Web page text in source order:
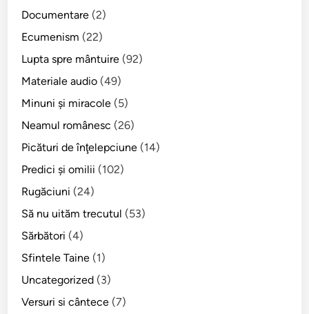
Documentare (2)
Ecumenism (22)
Lupta spre mântuire (92)
Materiale audio (49)
Minuni şi miracole (5)
Neamul românesc (26)
Picături de înţelepciune (14)
Predici şi omilii (102)
Rugăciuni (24)
Să nu uităm trecutul (53)
Sărbători (4)
Sfintele Taine (1)
Uncategorized (3)
Versuri si cântece (7)